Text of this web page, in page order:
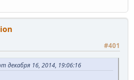
#401
декабря 16, 2014, 19:06:16